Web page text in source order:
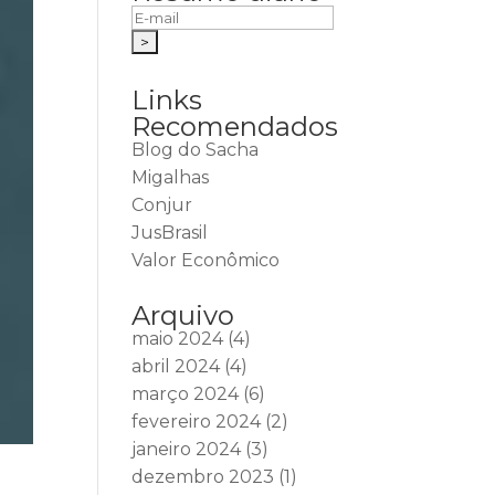
Links
Recomendados
Blog do Sacha
Migalhas
Conjur
JusBrasil
Valor Econômico
Arquivo
maio 2024(4)
abril 2024(4)
março 2024(6)
fevereiro 2024(2)
janeiro 2024(3)
dezembro 2023 (1)